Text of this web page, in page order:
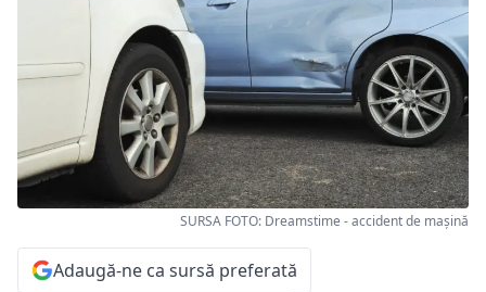
SURSA FOTO: Dreamstime - accident de mașină
Adaugă-ne ca sursă preferată